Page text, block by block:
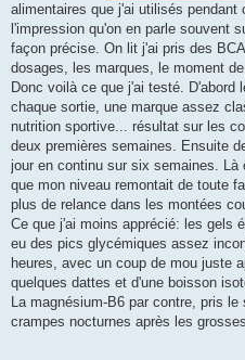
alimentaires que j'ai utilisés pendant
l'impression qu'on en parle souvent
façon précise. On lit j'ai pris des
dosages, les marques, le moment
Donc voilà ce que j'ai testé. D'abord
chaque sortie, une marque assez
nutrition sportive... résultat sur les
deux premières semaines. Ensuite
jour en continu sur six semaines.
que mon niveau remontait de toute
plus de relance dans les montées
Ce que j'ai moins apprécié: les gels
eu des pics glycémiques assez
heures, avec un coup de mou juste
quelques dattes et d'une boisson
La magnésium-B6 par contre, pris
crampes nocturnes après les